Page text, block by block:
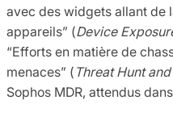
avec des widgets allant de
appareils” (Device
“Efforts en matière de
menaces” ( Threat Hunt
Sophos MDR, attendus